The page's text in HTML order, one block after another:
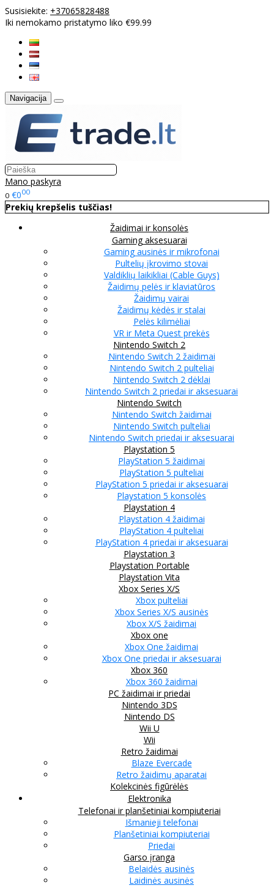
Susisiekite: +37065828488
Iki nemokamo pristatymo liko €99.99
Navigacija
Mano paskyra
0 €000
Prekių krepšelis tuščias!
Žaidimai ir konsolės
Gaming aksesuarai
Gaming ausinės ir mikrofonai
Pultelių įkrovimo stovai
Valdiklių laikikliai (Cable Guys)
Žaidimų pelės ir klaviatūros
Žaidimų vairai
Žaidimų kėdės ir stalai
Pelės kilimėliai
VR ir Meta Quest prekės
Nintendo Switch 2
Nintendo Switch 2 žaidimai
Nintendo Switch 2 pulteliai
Nintendo Switch 2 dėklai
Nintendo Switch 2 priedai ir aksesuarai
Nintendo Switch
Nintendo Switch žaidimai
Nintendo Switch pulteliai
Nintendo Switch priedai ir aksesuarai
Playstation 5
PlayStation 5 žaidimai
PlayStation 5 pulteliai
PlayStation 5 priedai ir aksesuarai
Playstation 5 konsolės
Playstation 4
Playstation 4 žaidimai
PlayStation 4 pulteliai
PlayStation 4 priedai ir aksesuarai
Playstation 3
Playstation Portable
Playstation Vita
Xbox Series X/S
Xbox pulteliai
Xbox Series X/S ausinės
Xbox X/S žaidimai
Xbox one
Xbox One žaidimai
Xbox One priedai ir aksesuarai
Xbox 360
Xbox 360 žaidimai
PC žaidimai ir priedai
Nintendo 3DS
Nintendo DS
Wii U
Wii
Retro žaidimai
Blaze Evercade
Retro žaidimų aparatai
Kolekcinės figūrėlės
Elektronika
Telefonai ir planšetiniai kompiuteriai
Išmanieji telefonai
Planšetiniai kompiuteriai
Priedai
Garso įranga
Belaidės ausinės
Laidinės ausinės